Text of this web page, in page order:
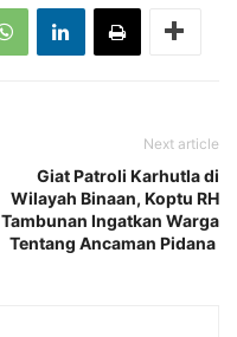
Next article
Giat Patroli Karhutla di
Wilayah Binaan, Koptu RH
Tambunan Ingatkan Warga
Tentang Ancaman Pidana